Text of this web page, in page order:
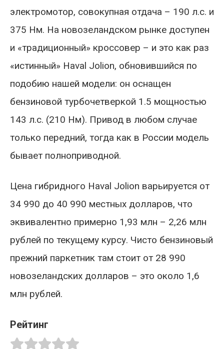
электромотор, совокупная отдача – 190 л.с. и
375 Нм. На новозеландском рынке доступен
и «традиционный» кроссовер – и это как раз
«истинный» Haval Jolion, обновившийся по
подобию нашей модели: он оснащен
бензиновой турбочетверкой 1.5 мощностью
143 л.с. (210 Нм). Привод в любом случае
только передний, тогда как в России модель
бывает полноприводной.
Цена гибридного Haval Jolion варьируется от
34 990 до 40 990 местных долларов, что
эквивалентно примерно 1,93 млн – 2,26 млн
рублей по текущему курсу. Чисто бензиновый
прежний паркетник там стоит от 28 990
новозеландских долларов – это около 1,6
млн рублей.
Рейтинг